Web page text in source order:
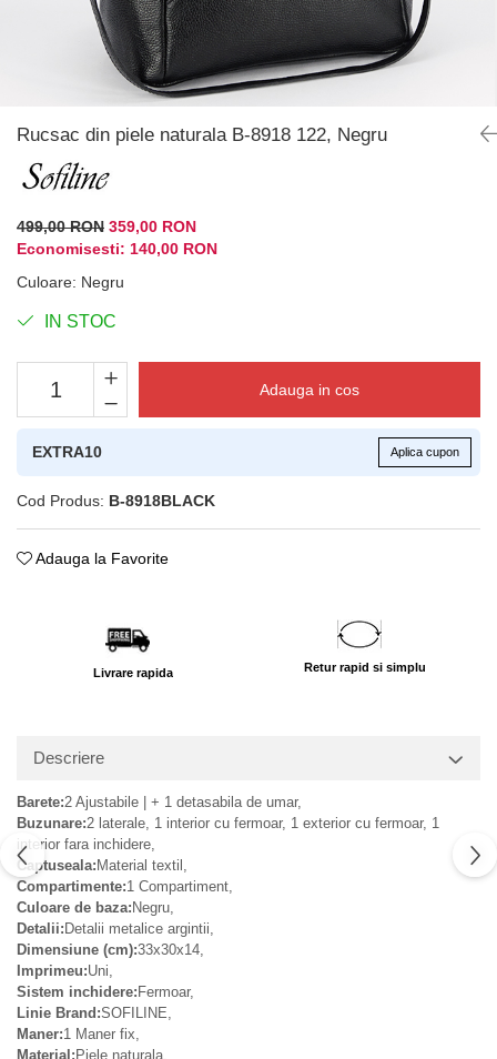
Rucsac din piele naturala B-8918 122, Negru
499,00 RON 359,00 RON
Economisesti: 140,00 RON
Culoare: Negru
IN STOC
Adauga in cos
EXTRA10 Aplica cupon
Cod Produs: B-8918BLACK
Adauga la Favorite
Livrare rapida Retur rapid si simplu
Descriere
Barete:2 Ajustabile | + 1 detasabila de umar,
Buzunare:2 laterale, 1 interior cu fermoar, 1 exterior cu fermoar, 1
interior fara inchidere,
Captuseala:Material textil,
Compartimente:1 Compartiment,
Culoare de baza:Negru,
Detalii:Detalii metalice argintii,
Dimensiune (cm):33x30x14,
Imprimeu:Uni,
Sistem inchidere:Fermoar,
Linie Brand:SOFILINE,
Maner:1 Maner fix,
Material:Piele naturala,